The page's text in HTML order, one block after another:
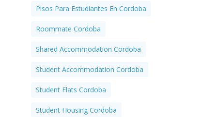
Pisos Para Estudiantes En Cordoba
Roommate Cordoba
Shared Accommodation Cordoba
Student Accommodation Cordoba
Student Flats Cordoba
Student Housing Cordoba